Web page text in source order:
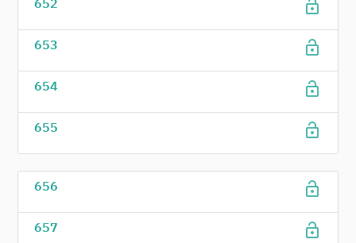
652 lock_open
653 lock_open
654 lock_open
655 lock_open
656 lock_open
657 lock_open